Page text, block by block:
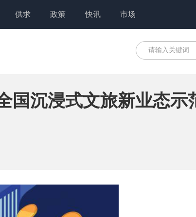
供求 政策 快讯 市场
国沉浸式文旅新业态示